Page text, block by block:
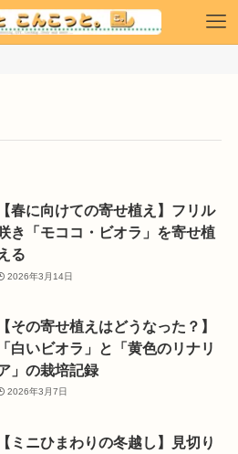
【春に向けての寄せ植え】フリル
き「モココ・ビオラ」を寄せ植
る
2026年3月14日
【その寄せ植えはどうなった？】
「白いビオラ」と「黄色のリナリ
」の栽培記録
2026年3月7日
（植物と栽培）
【ミニひまわりの冬越し】見切り